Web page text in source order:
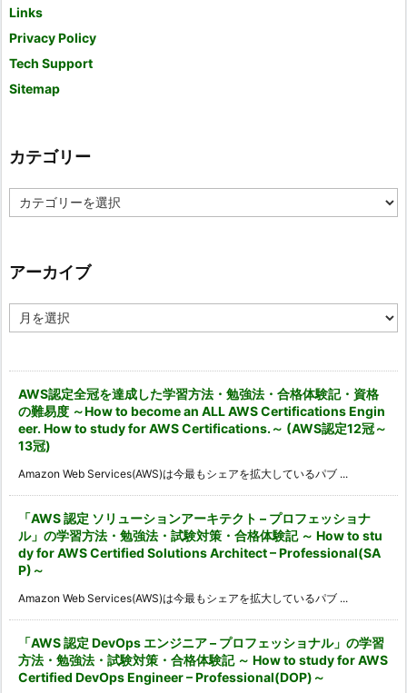
Links
Privacy Policy
Tech Support
Sitemap
カテゴリー
テ
ー
アーカイブ
ー
AWS認定全冠を達成した学習方法・勉強法・合格体験記・資格
の難易度 ～How to become an ALL AWS Certifications Engin
eer. How to study for AWS Certifications.～ (AWS認定12冠～
13冠)
Amazon Web Services(AWS)は今最もシェアを拡大しているパブ ...
「AWS 認定 ソリューションアーキテクト – プロフェッショナ
ル」の学習方法・勉強法・試験対策・合格体験記 ～ How to stu
dy for AWS Certified Solutions Architect – Professional(SA
P)～
Amazon Web Services(AWS)は今最もシェアを拡大しているパブ ...
「AWS 認定 DevOps エンジニア – プロフェッショナル」の学習
方法・勉強法・試験対策・合格体験記 ～ How to study for AWS
Certified DevOps Engineer – Professional(DOP)～